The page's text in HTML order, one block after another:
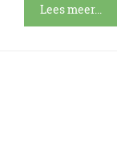
Lees meer...